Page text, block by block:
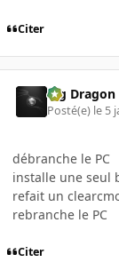
Citer
Big Dragon
Posté(e) le 5
débranche le PC
installe une seul
refait un
rebranche le PC
Citer